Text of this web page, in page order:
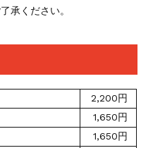
承ください。
2,200円
1,650円
1,650円